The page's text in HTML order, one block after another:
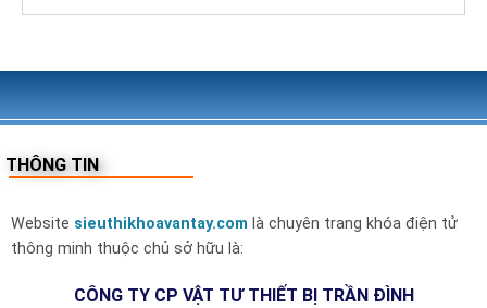
THÔNG TIN
Website sieuthikhoavantay.com là chuyên trang khóa điện tử
thông minh thuộc chủ sở hữu là:
CÔNG TY CP VẬT TƯ THIẾT BỊ TRẦN ĐÌNH